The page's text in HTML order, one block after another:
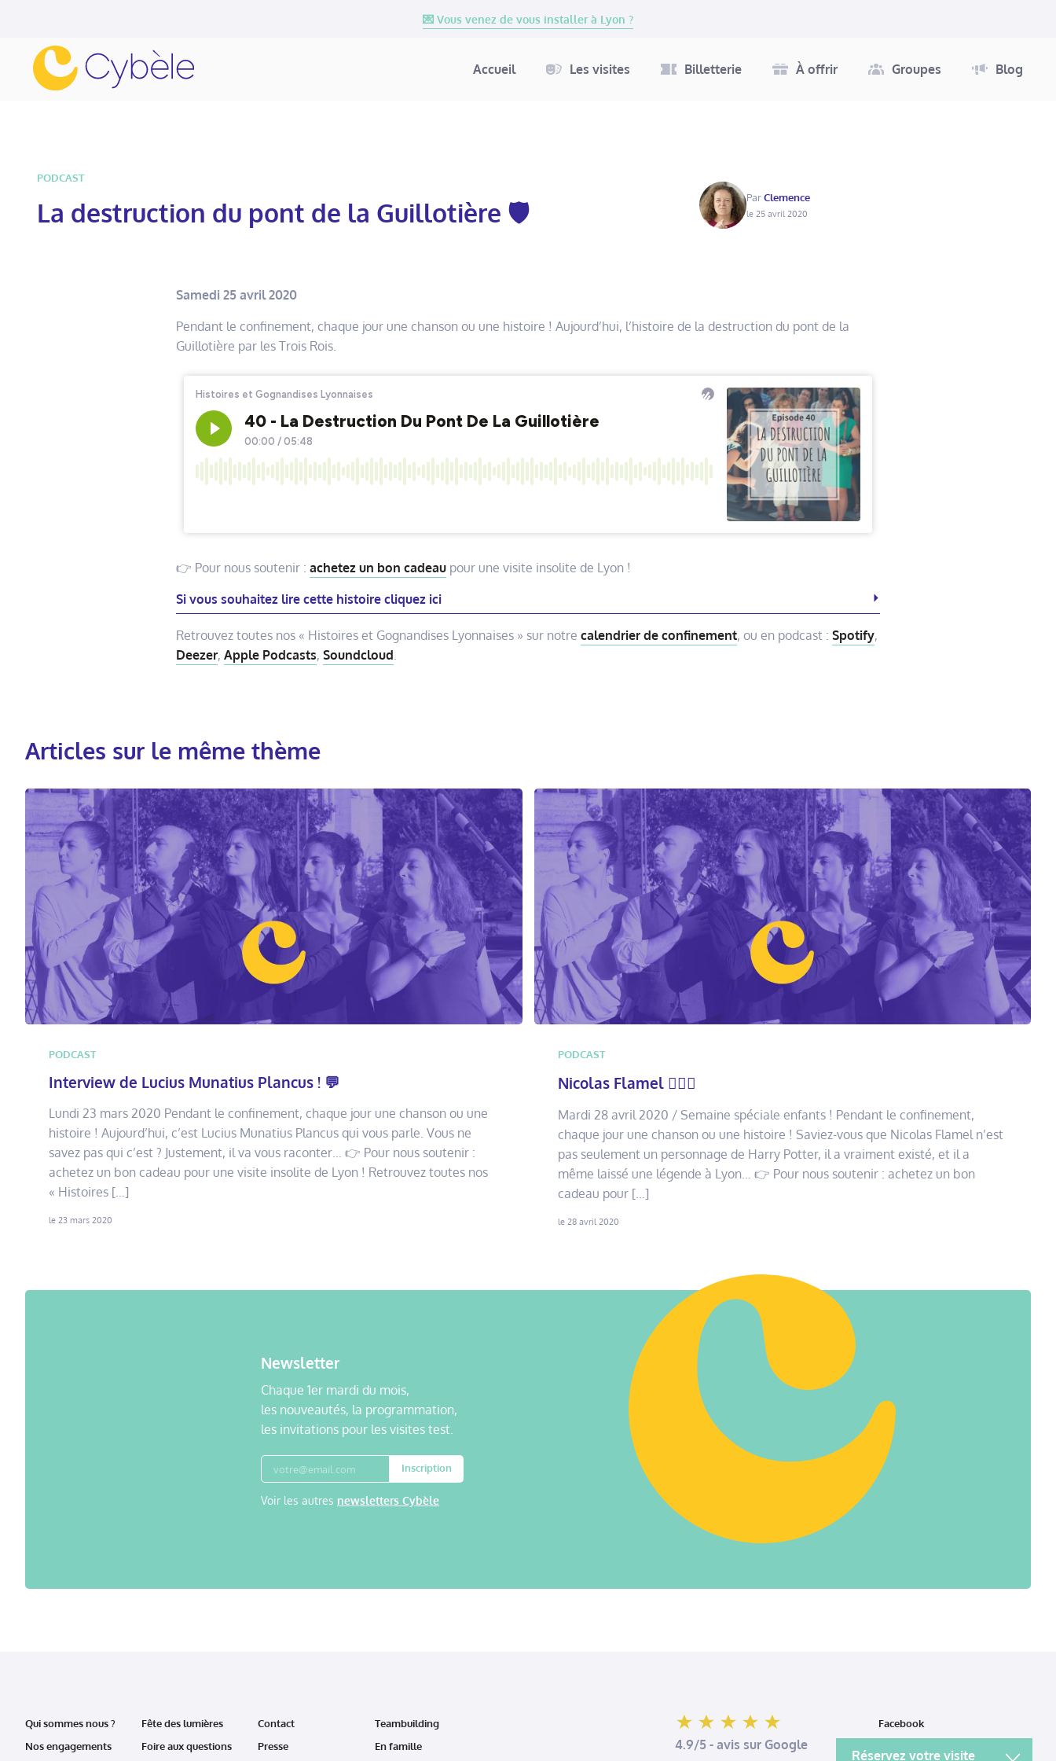
💌 Vous venez de vous installer à Lyon ?
Accueil Les visites Billetterie À offrir Groupes Blog
PODCAST
La destruction du pont de la Guillotière 🛡 ParClemence
le 25 avril 2020
Samedi 25 avril 2020
Pendant le confinement, chaque jour une chanson ou une histoire ! Aujourd’hui, l’histoire de la destruction du pont de la
Guillotière par les Trois Rois.
👉 Pour nous soutenir : achetez un bon cadeau pour une visite insolite de Lyon !
Si vous souhaitez lire cette histoire cliquez ici
Retrouvez toutes nos « Histoires et Gognandises Lyonnaises » sur notre calendrier de confinement, ou en podcast : Spotify,
Deezer, Apple Podcasts, Soundcloud.
Articles sur le même thème
PODCAST
Interview de Lucius Munatius Plancus ! 💬
Lundi 23 mars 2020 Pendant le confinement, chaque jour une chanson ou une
histoire ! Aujourd’hui, c’est Lucius Munatius Plancus qui vous parle. Vous ne
savez pas qui c’est ? Justement, il va vous raconter… 👉 Pour nous soutenir :
achetez un bon cadeau pour une visite insolite de Lyon ! Retrouvez toutes nos
« Histoires […]
le 23 mars 2020
PODCAST
Nicolas Flamel 🧙🏻‍♂️
Mardi 28 avril 2020 / Semaine spéciale enfants ! Pendant le confinement,
chaque jour une chanson ou une histoire ! Saviez-vous que Nicolas Flamel n’est
pas seulement un personnage de Harry Potter, il a vraiment existé, et il a
même laissé une légende à Lyon… 👉 Pour nous soutenir : achetez un bon
cadeau pour […]
le 28 avril 2020
Réservez votre visite
Newsletter
Chaque 1er mardi du mois,
les nouveautés, la programmation,
les invitations pour les visites test.
Inscription
Voir les autres newsletters Cybèle
Qui sommes nous ?
Nos engagements
Fête des lumières
Foire aux questions
Contact
Presse
Teambuilding
En famille
4.9/5 - avis sur Google
Facebook